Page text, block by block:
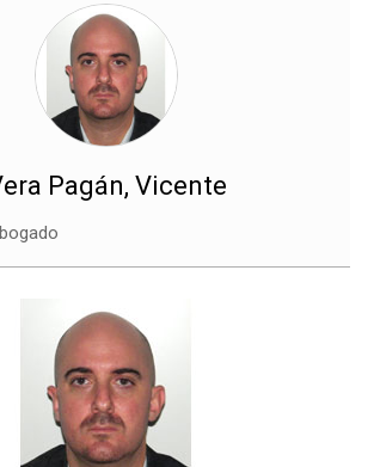
Pagán, Vicente